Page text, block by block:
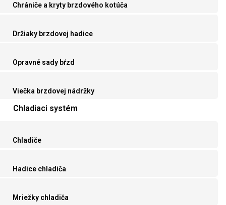
Chrániče a kryty brzdového kotúča
Držiaky brzdovej hadice
Opravné sady bŕzd
Viečka brzdovej nádržky
Chladiaci systém
Chladiče
Hadice chladiča
Mriežky chladiča